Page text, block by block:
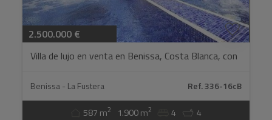
2.500.000 €
Villa de lujo en venta en Benissa, Costa Blanca, con
Benissa - La Fustera Ref. 336-16cB
587 m2 1.900 m2 4 4